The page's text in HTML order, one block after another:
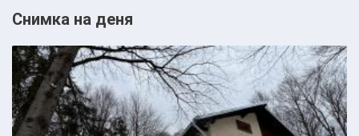
Снимка на деня